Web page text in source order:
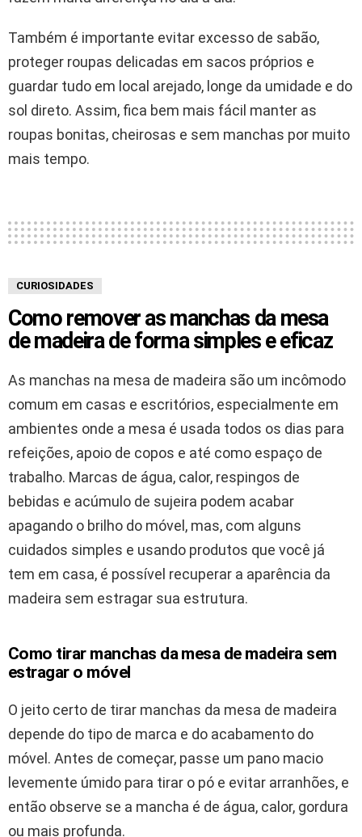
Também é importante evitar excesso de sabão,
proteger roupas delicadas em sacos próprios e
guardar tudo em local arejado, longe da umidade e do
sol direto. Assim, fica bem mais fácil manter as
roupas bonitas, cheirosas e sem manchas por muito
mais tempo.
CURIOSIDADES
Como remover as manchas da mesa
de madeira de forma simples e eficaz
As manchas na mesa de madeira são um incômodo
comum em casas e escritórios, especialmente em
ambientes onde a mesa é usada todos os dias para
refeições, apoio de copos e até como espaço de
trabalho. Marcas de água, calor, respingos de
bebidas e acúmulo de sujeira podem acabar
apagando o brilho do móvel, mas, com alguns
cuidados simples e usando produtos que você já
tem em casa, é possível recuperar a aparência da
madeira sem estragar sua estrutura.
Como tirar manchas da mesa de madeira sem
estragar o móvel
O jeito certo de tirar manchas da mesa de madeira
depende do tipo de marca e do acabamento do
móvel. Antes de começar, passe um pano macio
levemente úmido para tirar o pó e evitar arranhões, e
então observe se a mancha é de água, calor, gordura
ou mais profunda.